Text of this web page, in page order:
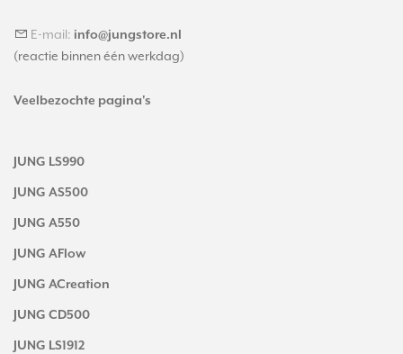
E-mail: info@jungstore.nl
(reactie binnen één werkdag)
Veelbezochte pagina's
JUNG LS990
JUNG AS500
JUNG A550
JUNG AFlow
JUNG ACreation
JUNG CD500
JUNG LS1912